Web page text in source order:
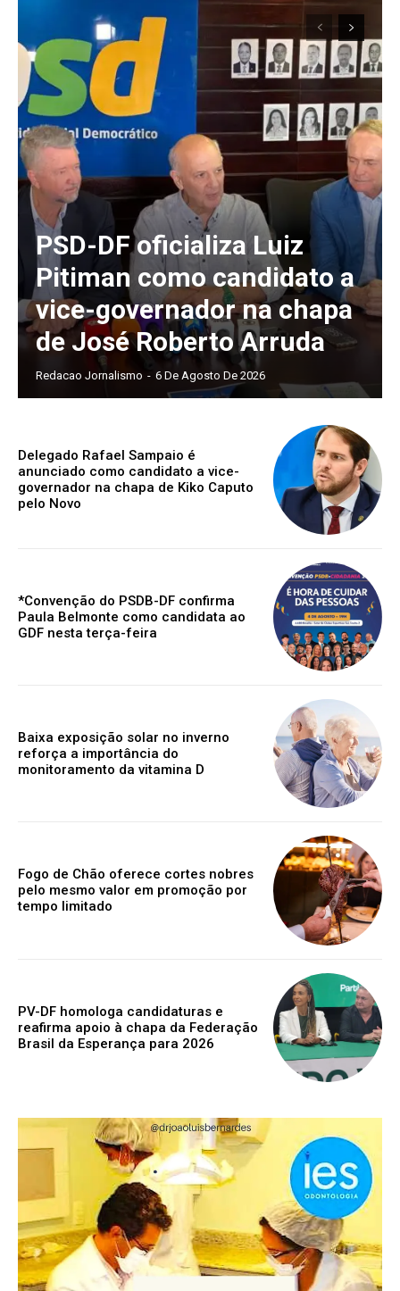
PSD-DF oficializa Luiz
Pitiman como candidato a
vice-governador na chapa
de José Roberto Arruda
Redacao Jornalismo - 6 De Agosto De 2026
Delegado Rafael Sampaio é
anunciado como candidato a vice-
governador na chapa de Kiko Caputo
pelo Novo
*Convenção do PSDB-DF confirma
Paula Belmonte como candidata ao
GDF nesta terça-feira
Baixa exposição solar no inverno
reforça a importância do
monitoramento da vitamina D
Fogo de Chão oferece cortes nobres
pelo mesmo valor em promoção por
tempo limitado
PV-DF homologa candidaturas e
reafirma apoio à chapa da Federação
Brasil da Esperança para 2026